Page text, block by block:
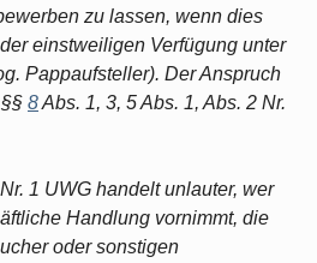
zu lassen, wenn dies
einstweiligen Verfügung unter
Pappaufsteller). Der Anspruch
8Abs. 1, 3, 5 Abs. 1, Abs. 2 Nr.
1 UWG handelt unlauter, wer
Handlung vornimmt, die
oder sonstigen